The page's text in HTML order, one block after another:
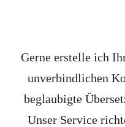
Gerne erstelle ich
unverbindlichen
beglaubigte
Unser Service